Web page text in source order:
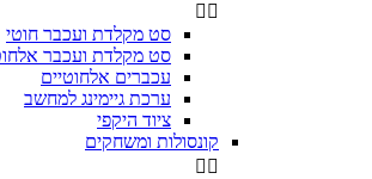
 
סט מקלדת ועכבר חוטי
סט מקלדת ועכבר
עכברים אלחוטיים
ערכת גיימינג למחשב
ציוד היקפי
קונסולות ומשחקים
 